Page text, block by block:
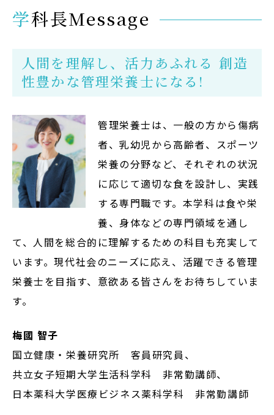
学科長Message
人間を理解し、活力あふれる 創造
性豊かな管理栄養士になる!
管理栄養士は、一般の方から傷病
者、乳幼児から高齢者、スポーツ
栄養の分野など、それぞれの状況
に応じて適切な食を設計し、実践
する専門職です。本学科は食や栄
養、身体などの専門領域を通し
て、人間を総合的に理解するための科目も充実して
います。現代社会のニーズに応え、活躍できる管理
栄養士を目指す、意欲ある皆さんをお待ちしていま
す。
梅國 智子
国立健康・栄養研究所 客員研究員、
共立女子短期大学生活科学科 非常勤講師、
日本薬科大学医療ビジネス薬科学科 非常勤講師